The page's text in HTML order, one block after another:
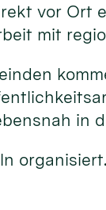
vor Ort
mit
in